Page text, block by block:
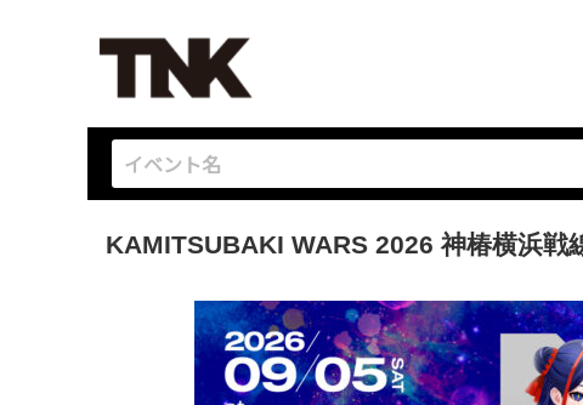
KAMITSUBAKI WARS 2026 神椿横浜戦